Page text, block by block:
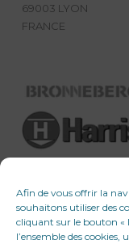
Afin de vous offrir la
souhaitons utiliser des
cliquant sur le bouton «
l’ensemble des
69003 LYON
FRANCE